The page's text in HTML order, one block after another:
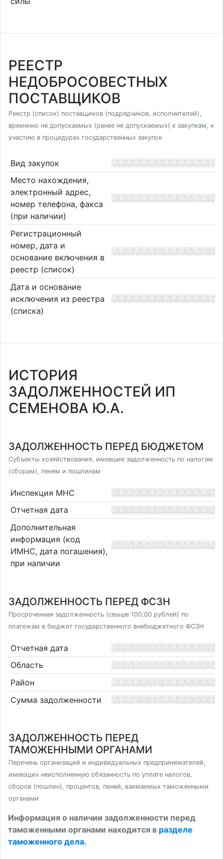
РЕЕСТР
НЕДОБРОСОВЕСТНЫХ
ПОСТАВЩИКОВ
Реестр (список) поставщиков (подрядчиков, исполнителей),
временно не допускаемых (ранее не допускаемых) к закупкам, к
участию в процедурах государственных закупок
Вид закупок
Место нахождения,
электронный адрес,
номер телефона, факса
(при наличии)
Регистрационный
номер, дата и
основание включения в
реестр (список)
Дата и основание
исключения из реестра
(списка)
ИСТОРИЯ
ЗАДОЛЖЕННОСТЕЙ ИП
СЕМЕНОВА Ю.А.
ЗАДОЛЖЕННОСТЬ ПЕРЕД БЮДЖЕТОМ
Субъекты хозяйствования, имевшие задолженность по налогам
(сборам), пеням и пошлинам
Инспекция МНС
Отчетная дата
Дополнительная
информация (код
ИМНС, дата погашения),
при наличии
ЗАДОЛЖЕННОСТЬ ПЕРЕД ФСЗН
Просроченная задолженность (свыше 100,00 рублей) по
платежам в бюджет государственного внебюджетного ФСЗН
Отчетная дата
Область
Район
Сумма задолженности
ЗАДОЛЖЕННОСТЬ ПЕРЕД
ТАМОЖЕННЫМИ ОРГАНАМИ
Перечень организаций и индивидуальных предпринимателей,
имеющих неисполненную обязанность по уплате налогов,
сборов (пошлин), процентов, пеней, взимаемых таможенными
органами
Информация о наличии задолженности перед
таможенными органами находится в разделе
таможенного дела.